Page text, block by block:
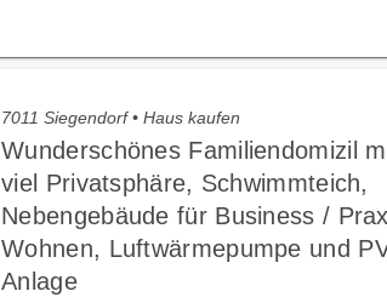
7011 Siegendorf • Haus kaufen
Wunderschönes Familiendomizil
viel Privatsphäre, Schwimmteich,
Nebengebäude für Business /
Wohnen, Luftwärmepumpe und
Anlage